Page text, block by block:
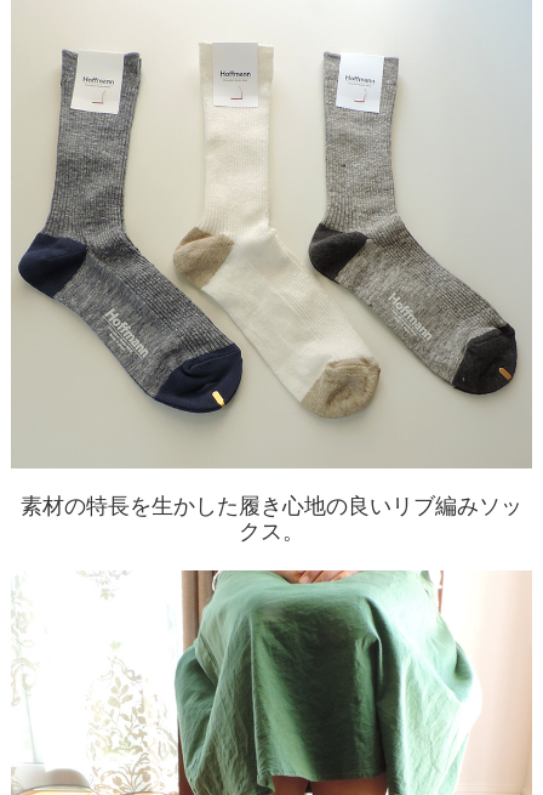
素材の特長を生かした履き心地の良いリブ編みソッ
クス。